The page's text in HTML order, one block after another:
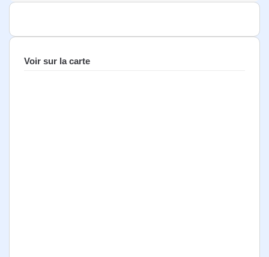
Voir sur la carte